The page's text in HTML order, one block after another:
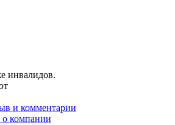
инвалидов.
и комментарии
о компании